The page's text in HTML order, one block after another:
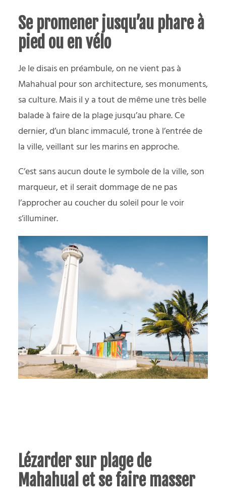
Se promener jusqu’au phare à
pied ou en vélo
Je le disais en préambule, on ne vient pas à
Mahahual pour son architecture, ses monuments,
sa culture. Mais il y a tout de même une très belle
balade à faire de la plage jusqu’au phare. Ce
dernier, d’un blanc immaculé, trone à l’entrée de
la ville, veillant sur les marins en approche.
C’est sans aucun doute le symbole de la ville, son
marqueur, et il serait dommage de ne pas
l’approcher au coucher du soleil pour le voir
s’illuminer.
Lézarder sur plage de
Mahahual et se faire masser